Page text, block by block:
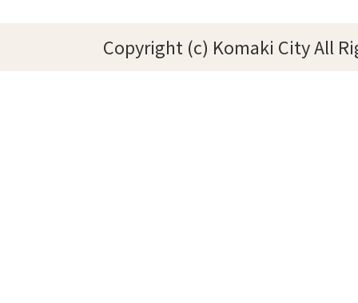
Copyright (c) Komaki City All